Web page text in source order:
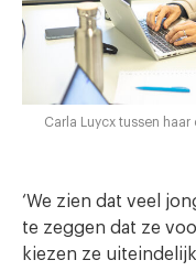
Carla Luycx tussen haar
‘We zien dat veel
te zeggen dat ze
kiezen ze